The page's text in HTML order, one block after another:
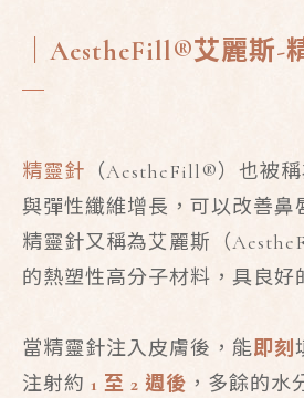
AestheFill®艾麗斯-
精靈針 （AestheFill®）也被
與彈性纖維增長，可以改善鼻
精靈針又稱為艾麗斯（
的熱塑性高分子材料，具良好
當精靈針注入皮膚後，能即刻
注射約 1 至 2 週後 ，多餘的水